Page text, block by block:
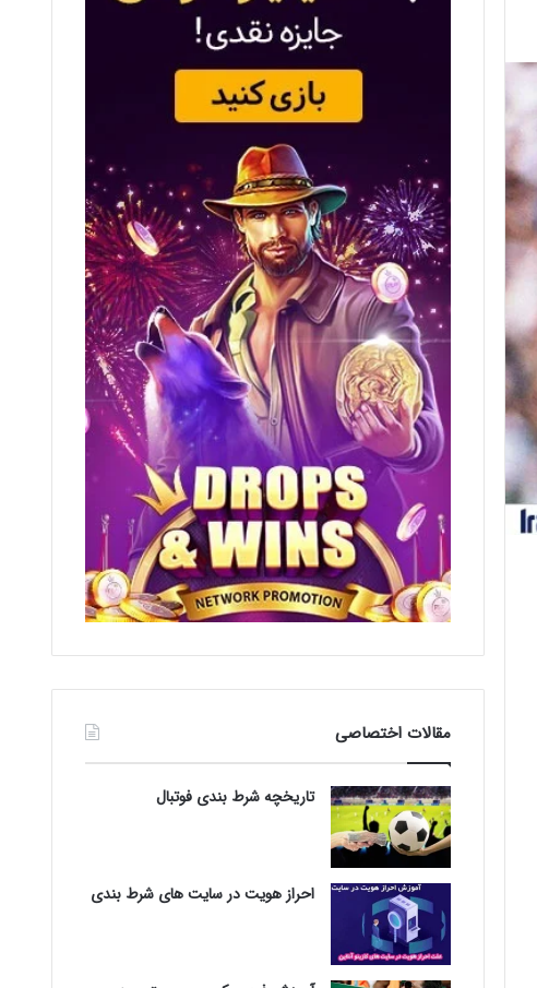
مقالات اختصاصی
تاریخچه شرط بندی فوتبال
احراز هویت در سایت های شرط بندی